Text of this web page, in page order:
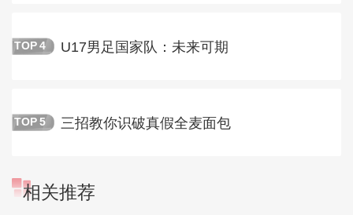
TOP 4 U17男足国家队：未来可期
TOP 5 三招教你识破真假全麦面包
相关推荐